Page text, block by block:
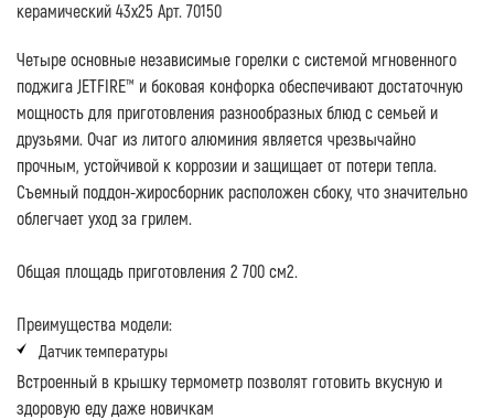
керамический 43х25 Арт. 70150
Четыре основные независимые горелки с системой мгновенного
поджига JETFIRE™ и боковая конфорка обеспечивают достаточную
мощность для приготовления разнообразных блюд с семьей и
друзьями. Очаг из литого алюминия является чрезвычайно
прочным, устойчивой к коррозии и защищает от потери тепла.
Съемный поддон-жиросборник расположен сбоку, что значительно
облегчает уход за грилем.
Общая площадь приготовления 2 700 см2.
Преимущества модели:
Датчик температуры
Встроенный в крышку термометр позволят готовить вкусную и
здоровую еду даже новичкам